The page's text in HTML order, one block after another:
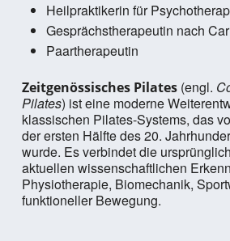
Heilpraktikerin für
Gesprächstherapeutin nach
Paartherapeutin
Zeitgenössisches Pilates(engl.
Pilates) ist eine moderne
klassischen Pilates-Systems, das
der ersten Hälfte des 20.
wurde. Es verbindet die
aktuellen wissenschaftlichen
Physiotherapie, Biomechanik,
funktioneller Bewegung.